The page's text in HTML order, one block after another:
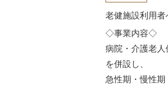
老健施設利用者
◇事業内容◇
病院・介護老人
を併設し、
急性期・慢性期